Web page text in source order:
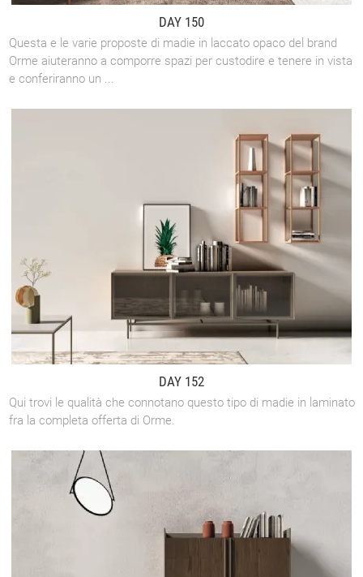
DAY 150
Questa e le varie proposte di madie in laccato opaco del brand
Orme aiuteranno a comporre spazi per custodire e tenere in vista
e conferiranno un ...
DAY 152
Qui trovi le qualità che connotano questo tipo di madie in laminato
fra la completa offerta di Orme.